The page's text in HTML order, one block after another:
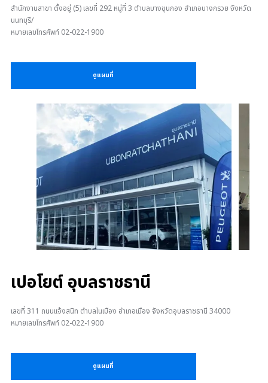
สำนักงานสาขา ตั้งอยู่ (5) เลขที่ 292 หมู่ที่ 3 ตำบลบางขุนกอง อำเภอบางกรวย จังหวัด
นนทบุรี/
หมายเลขโทรศัพท์ 02-022-1900
ดูแผนที่
เปอโยต์ อุบลราชธานี
เลขที่ 311 ถนนแจ้งสนิท ตำบลในเมือง อำเภอเมือง จังหวัดอุบลราชธานี 34000
หมายเลขโทรศัพท์ 02-022-1900
ดูแผนที่